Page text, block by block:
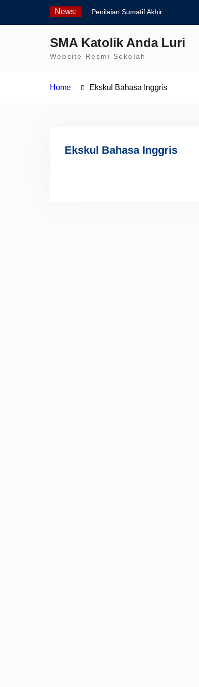
News:
Penilaian Sumatif Akhir
Pengumuman Kelulusan
Siswa Kelas XII SMAK
SMAK Anda Luri
SMA Katolik Anda Luri
Website Resmi Sekolah
Home Ekskul Bahasa Inggris
Ekskul Bahasa Inggris